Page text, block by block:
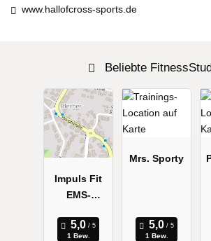
www.hallofcross-sports.de
Beliebte
Impuls Fit
EMS-
1 Bew.
Mrs. Sporty
1 Bew.